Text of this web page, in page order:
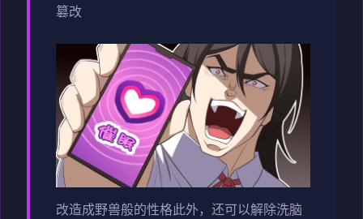
篡改
改造成野兽般的性格此外，还可以解除洗脑